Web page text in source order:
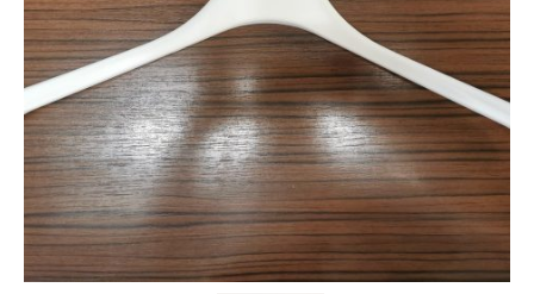
Se connecter
Connexion